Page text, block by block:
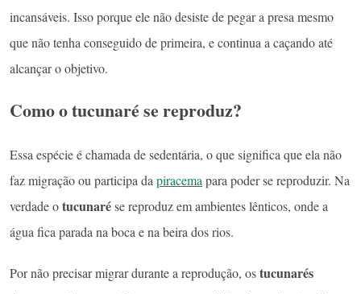
incansáveis. Isso porque ele não desiste de pegar a presa mesmo
que não tenha conseguido de primeira, e continua a caçando até
alcançar o objetivo.
Como o tucunaré se reproduz?
Essa espécie é chamada de sedentária, o que significa que ela não
faz migração ou participa da piracema para poder se reproduzir. Na
verdade otucunarése reproduz em ambientes lênticos, onde a
água fica parada na boca e na beira dos rios.
Por não precisar migrar durante a reprodução, ostucunarés